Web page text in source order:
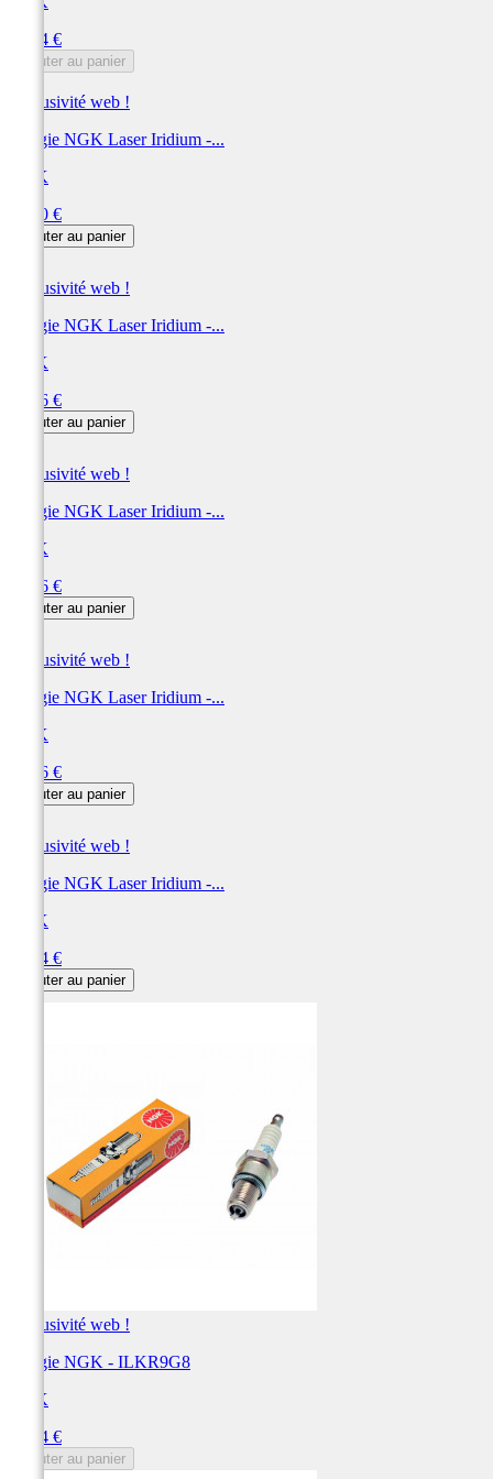
51,24 €
Ajouter au panier
Exclusivité web !
Bougie NGK Laser Iridium -...
NGK
50,40 €
Ajouter au panier
Exclusivité web !
Bougie NGK Laser Iridium -...
NGK
50,16 €
Ajouter au panier
Exclusivité web !
Bougie NGK Laser Iridium -...
NGK
50,16 €
Ajouter au panier
Exclusivité web !
Bougie NGK Laser Iridium -...
NGK
50,16 €
Ajouter au panier
Exclusivité web !
Bougie NGK Laser Iridium -...
NGK
50,04 €
Ajouter au panier
Exclusivité web !
Bougie NGK - ILKR9G8
NGK
50,04 €
Ajouter au panier